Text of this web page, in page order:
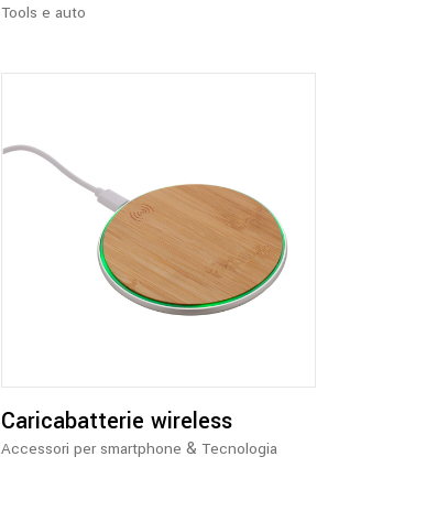
Tools e auto
Caricabatterie wireless
Accessori per smartphone &Tecnologia